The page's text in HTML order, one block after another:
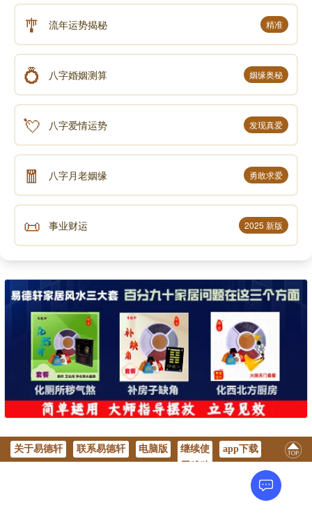
🎐 流年运势揭秘 精准
💍 八字婚姻测算 姻缘奥秘
💘 八字爱情运势 发现真爱
🧧 八字月老姻缘 勇敢求爱
📜 事业财运 2025 新版
关于易德轩 联系易德轩 电脑版
继续使
app下载